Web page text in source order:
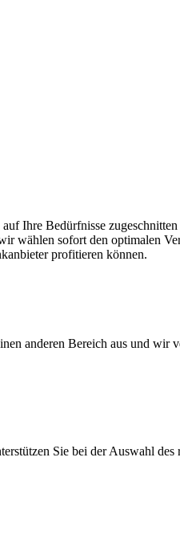
Ihre Bedürfnisse
sofort den optimalen
profitieren können.
anderen Bereich aus und
Sie bei der Auswahl